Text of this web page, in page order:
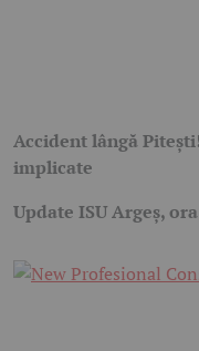
Accident lângă
implicate
Update ISU Argeș,